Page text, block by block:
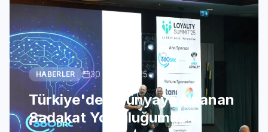
English (EN)
Bize Ulaşın
HABERLER 30 Kasım 2025
Türkiye'den Dünyaya Uzanan
Sadakat Yolculuğumuz